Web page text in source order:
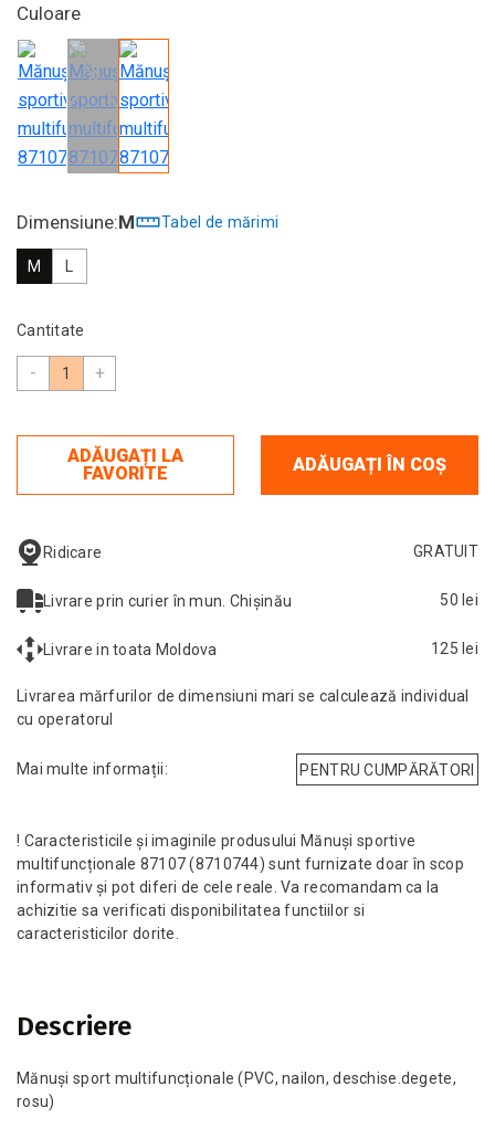
Culoare
Dimensiune:M Tabel de mărimi
M L
Cantitate
- +
ADĂUGAȚI LA
FAVORITE
ADĂUGAȚI ÎN COȘ
Ridicare GRATUIT
Livrare prin curier în mun. Chișinău 50 lei
Livrare in toata Moldova 125 lei
Livrarea mărfurilor de dimensiuni mari se calculează individual
cu operatorul
Mai multe informații: PENTRU CUMPĂRĂTORI
! Caracteristicile și imaginile produsului Mănuși sportive
multifuncționale 87107 (8710744) sunt furnizate doar în scop
informativ și pot diferi de cele reale. Va recomandam ca la
achizitie sa verificati disponibilitatea functiilor si
caracteristicilor dorite.
Descriere
Mănuși sport multifuncționale (PVC, nailon, deschise.degete,
rosu)